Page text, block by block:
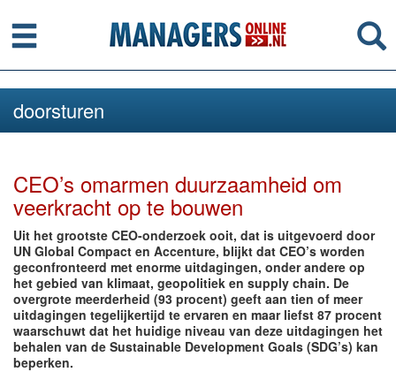
Menu
doorsturen
CEO’s omarmen duurzaamheid om
veerkracht op te bouwen
Uit het grootste CEO-onderzoek ooit, dat is uitgevoerd door
UN Global Compact en Accenture, blijkt dat CEO’s worden
geconfronteerd met enorme uitdagingen, onder andere op
het gebied van klimaat, geopolitiek en supply chain. De
overgrote meerderheid (93 procent) geeft aan tien of meer
uitdagingen tegelijkertijd te ervaren en maar liefst 87 procent
waarschuwt dat het huidige niveau van deze uitdagingen het
behalen van de Sustainable Development Goals (SDG’s) kan
beperken.